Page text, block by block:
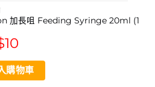
輸送
用
支持
加長咀 Feeding Syringe 20ml (1
10
購物車